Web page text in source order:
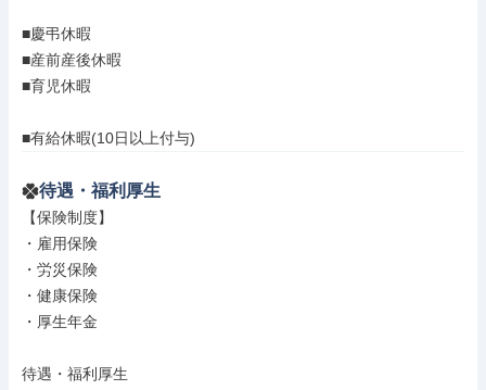
■慶弔休暇
■産前産後休暇
■育児休暇
■有給休暇(10日以上付与)
待遇・福利厚生
【保険制度】
・雇用保険
・労災保険
・健康保険
・厚生年金
待遇・福利厚生